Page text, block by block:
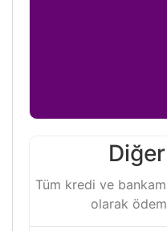
Tüm kredi ve
olarak